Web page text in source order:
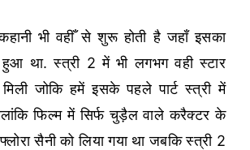
भी वहीँ से शुरू होती है जहाँ इसका
हुआ था. स्त्री 2 में भी लगभग वही स्टार
जोकि हमें इसके पहले पार्ट स्त्री में
फिल्म में सिर्फ चुड़ैल वाले करैक्टर के
सैनी को लिया गया था जबकि स्त्री 2